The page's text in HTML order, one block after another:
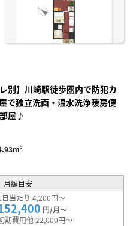
別】川崎駅徒歩圏内で防犯カ
で独立洗面・温水洗浄暖房便
屋♪
月額目安
日当たり 4,200円～
円/月～
期費用他 22,000円～